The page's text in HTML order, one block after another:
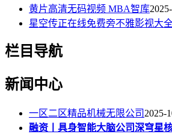
黄片高清无码视频 MBA智库
星空传正在线免费旁不雅影视大
栏目导航
新闻中心
一区二区精品机械无限公司2025-
融资丨具身智能大脑公司深穹星